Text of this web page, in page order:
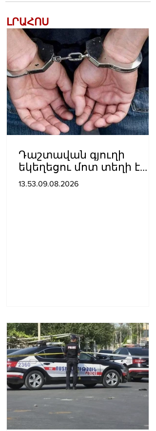
ԼՐԱՀՈՍ
Դաշտավան գյուղի
եկեղեցու մոտ տեղի է
ունեցել ծեծկռտուք՝
13.53.09.08.2026